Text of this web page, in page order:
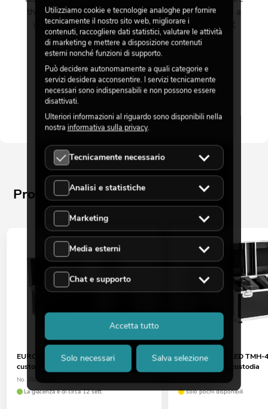
three-pin. The bar also has a USB socket into which a
wireless DMX receiver for the Quick DMX or CRMX
system can be plugged.
Prodotti simili
EUROLITE Set 2x LED TMH-17 spot +
custodia
No. 20000548
La giacenza è di circa 12 sett.
EUROLITE Set LED
mobile hypno + custodia
solo pochi disponibili
Utilizziamo cookie e tecnologie analoghe per fornire
tecnicamente il nostro sito web, migliorare i
contenuti, raccogliere dati statistici, valutare le attività
di marketing e mettere a disposizione contenuti
esterni nonché funzioni di supporto.
Può decidere autonomamente a quali categorie e
servizi desidera acconsentire. I servizi tecnicamente
necessari sono indispensabili e non possono essere
disattivati.
Ulteriori informazioni al riguardo sono disponibili nella
nostra informativa sulla privacy.
Tecnicamente necessario
Analisi e statistiche
Marketing
Media esterni
Chat e supporto
Solo necessari Salva selezione
Accetta tutto